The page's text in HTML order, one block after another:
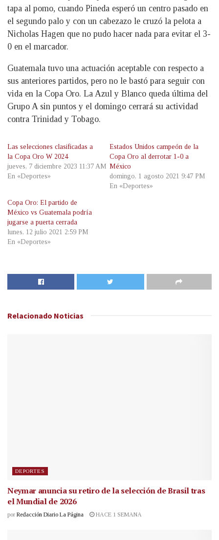
tapa al pomo, cuando Pineda esperó un centro pasado en
el segundo palo y con un cabezazo le cruzó la pelota a
Nicholas Hagen que no pudo hacer nada para evitar el 3-
0 en el marcador.
Guatemala tuvo una actuación aceptable con respecto a
sus anteriores partidos, pero no le bastó para seguir con
vida en la Copa Oro. La Azul y Blanco queda última del
Grupo A sin puntos y el domingo cerrará su actividad
contra Trinidad y Tobago.
Las selecciones clasificadas a
la Copa Oro W 2024
jueves, 7 diciembre 2023 11:37 AM
En «Deportes»
Estados Unidos campeón de la
Copa Oro al derrotar 1-0 a
México
domingo, 1 agosto 2021 9:47 PM
En «Deportes»
Copa Oro: El partido de
México vs Guatemala podría
jugarse a puerta cerrada
lunes, 12 julio 2021 2:59 PM
En «Deportes»
Relacionado Noticias
DEPORTES
Neymar anuncia su retiro de la selección de Brasil tras
el Mundial de 2026
por Redacción Diario La Página HACE 1 SEMANA